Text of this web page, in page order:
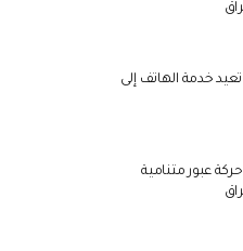
تعيد خدمة الهاتف إلى
عبور متنامية